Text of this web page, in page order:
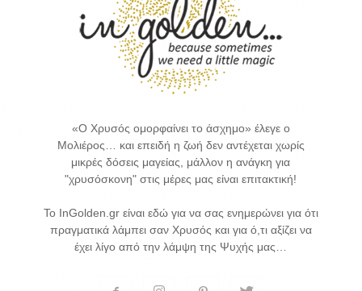
«Ο Χρυσός ομορφαίνει το άσχημο» έλεγε ο
Μολιέρος… και επειδή η ζωή δεν αντέχεται χωρίς
μικρές δόσεις μαγείας, μάλλον η ανάγκη για
"χρυσόσκονη" στις μέρες μας είναι επιτακτική!
Το InGolden.gr είναι εδώ για να σας ενημερώνει για ότι
πραγματικά λάμπει σαν Χρυσός και για ό,τι αξίζει να
έχει λίγο από την λάμψη της Ψυχής μας…